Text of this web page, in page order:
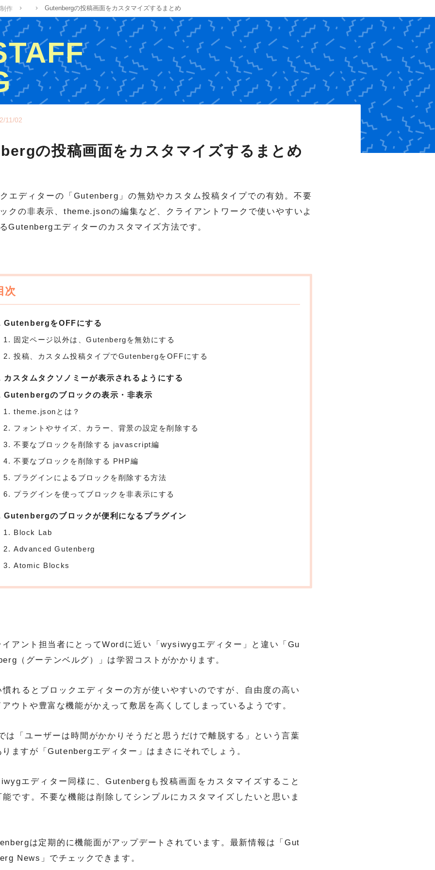
作 Gutenbergの投稿画面をカスタマイズするまとめ
11/02
の投稿画面をカスタマイズするまとめ
エディターの「Gutenberg」の無効やカスタム投稿タイプでの有効。不要
クの非表示、theme.jsonの編集など、クライアントワークで使いやすいよ
Gutenbergエディターのカスタマイズ方法です。
GutenbergをOFFにする
固定ページ以外は、Gutenbergを無効にする
投稿、カスタム投稿タイプでGutenbergをOFFにする
カスタムタクソノミーが表示されるようにする
Gutenbergのブロックの表示・非表示
theme.jsonとは？
フォントやサイズ、カラー、背景の設定を削除する
不要なブロックを削除する javascript編
不要なブロックを削除する PHP編
プラグインによるブロックを削除する方法
プラグインを使ってブロックを非表示にする
Gutenbergのブロックが便利になるプラグイン
Block Lab
Advanced Gutenberg
Atomic Blocks
イアント担当者にとってWordに近い「wysiwygエディター」と違い「Gu
（グーテンベルグ）」は学習コストがかかります。
慣れるとブロックエディターの方が使いやすいのですが、自由度の高い
アウトや豊富な機能がかえって敷居を高くしてしまっているようです。
は「ユーザーは時間がかかりそうだと思うだけで離脱する」という言葉
りますが「Gutenbergエディター」はまさにそれでしょう。
エディター同様に、Gutenbergも投稿画面をカスタマイズすること
能です。不要な機能は削除してシンプルにカスタマイズしたいと思いま
は定期的に機能面がアップデートされています。最新情報は「Gut
News」でチェックできます。